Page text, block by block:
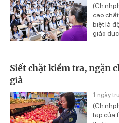
cao
biệt là
giáo
Siết chặt kiểm tra, ngặn
giả
1 ngày
tạp của